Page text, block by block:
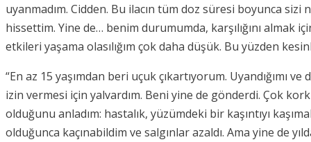
uyanmadım. Cidden. Bu ilacın tüm doz süresi boyunca
hissettim. Yine de… benim durumumda, karşılığını almak
etkileri yaşama olasılığım çok daha düşük. Bu yüzden
“En az 15 yaşımdan beri uçuk çıkartıyorum.
izin vermesi için yalvardım. Beni yine de gönderdi. Çok
olduğunu anladım: hastalık, yüzümdeki bir kaşıntıyı
olduğunca kaçınabildim ve salgınlar azaldı. Ama yine de